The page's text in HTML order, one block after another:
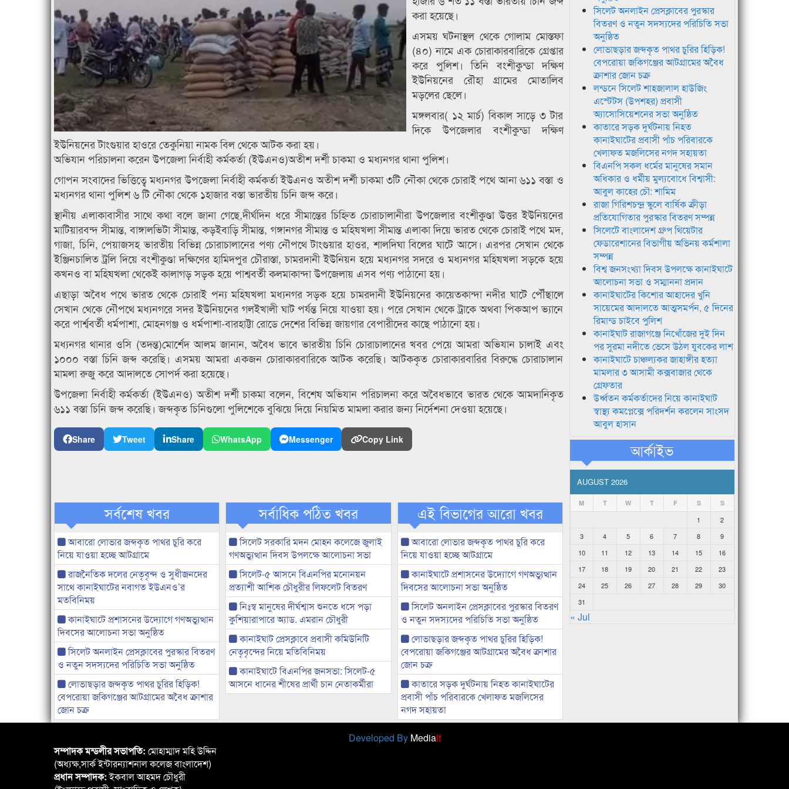
করা হয়েছে।
এসময় ঘটনাস্থল থেকে গোলাম মোস্তফা
(৪০) নামে এক চোরাকারবারিকে গ্রেপ্তার
করে পুলিশ। তিনি বংশীকুন্ডা দক্ষিণ
ইউনিয়নের রৌহা গ্রামের মোতালিব
মড়লের ছেলে।
মঙ্গলবার( ১২ মার্চ) বিকাল সাড়ে ৩ টার
দিকে উপজেলার বংশীকুন্ডা দক্ষিণ
ইউনিয়নের টাংগুয়ার হাওরে তেকুনিয়া নামক বিল থেকে আটক করা হয়।
অভিযান পরিচালনা করেন উপজেলা নির্বাহী কর্মকর্তা (ইউএনও)অতীশ দর্শী চাকমা ও মধ্যনগর থানা পুলিশ।
গোপন সংবাদের ভিত্তিত্বে মধ্যনগর উপজেলা নির্বাহী কর্মকর্তা ইউএনও অতীশ দর্শী চাকমা ৩টি নৌকা থেকে চোরাই পথে আনা ৬১১ বস্তা ও
মধ্যনগর থানা পুলিশ ৬ টি নৌকা থেকে ১হাজার বস্তা ভারতীয় চিনি জব্দ করে।
স্থানীয় এলাকাবাসীর সাথে কথা বলে জানা গেছে,দীর্ঘদিন ধরে সীমান্তের চিহ্নিত চোরাচালানীরা উপজেলার বংশীকুণ্ডা উত্তর ইউনিয়নের
মাটিয়ারবন্দ সীমান্ত, বাঙ্গালভিটা সীমান্ত, কড়ইবাড়ি সীমান্ত, গঙ্গানগর সীমান্ত ও মহিষখলা সীমান্ত এলাকা দিয়ে ভারত থেকে চোরাই পথে মদ,
গাজা, চিনি, পেয়াজসহ ভারতীয় বিভিন্ন চোরাচালানের পণ্য নৌপথে টাংগুয়ার হাওর, শালদিঘা বিলের ঘাটে আসে। এরপর সেখান থেকে
ইঞ্জিনচালিত ট্রলি দিয়ে বংশীকুণ্ডা দক্ষিণের হামিদপুর চৌরাস্তা, চামরদানী ইউনিয়ন হয়ে মধ্যনগর সদরে ও মধ্যনগর মহিষখলা সড়কে হয়ে
কখনও বা মহিষখলা থেকেই কালাগড় সড়ক হয়ে পাশ্ববর্তী কলমাকান্দা উপজেলায় এসব পণ্য পাঠানো হয়।
এছাড়া অবৈধ পথে ভারত থেকে চোরাই পন্য মহিষখলা মধ্যনগর সড়ক হয়ে চামরদানী ইউনিয়নের কায়েতকান্দা নদীর ঘাটে পৌঁছালে
সেখান থেকে নৌপথে মধ্যনগরে সদর ইউনিয়নের গলইখালী ঘাট পর্যন্ত নিয়ে যাওয়া হয়। পরে সেখান থেকে ট্রাকে অথবা পিকআপ ভ্যানে
করে পার্শ্ববর্তী ধর্মপাশা, মোহনগঞ্জ ও ধর্মপাশা-বারহাট্টা রোডে দেশের বিভিন্ন জায়গার বেপারীদের কাছে পাঠানো হয়।
মধ্যনগর থানার ওসি (তদন্ত)মোর্শেদ আলম জানান, অবৈধ ভাবে ভারতীয় চিনি চোরাচালানের খবর পেয়ে আমরা অভিযান চালাই এবং
১০০০ বস্তা চিনি জব্দ করেছি। এসময় আমরা একজন চোরাকারবারিকে আটক করেছি। আটককৃত চোরাকারবারির বিরুদ্ধে চোরাচালান
মামলা রুজু করে আদালতে সোপর্দ করা হয়েছে।
উপজেলা নির্বাহী কর্মকর্তা (ইউএনও) অতীশ দর্শী চাকমা বলেন, বিশেষ অভিযান পরিচালনা করে অবৈধভাবে ভারত থেকে আমদানিকৃত
৬১১ বস্তা চিনি জব্দ করেছি। জব্দকৃত চিনিগুলো পুলিশেকে বুঝিয়ে দিয়ে নিয়মিত মামলা করার জন্য নির্দেশনা দেওয়া হয়েছে।
Share Tweet Share WhatsApp Messenger Copy Link
সর্বশেষ খবর
আবারো লোভার জব্দকৃত পাথর চুরি করে
নিয়ে যাওয়া হচ্ছে আটগ্রামে
রাজনৈতিক দলের নেতৃবৃন্দ ও সুধীজনদের
সাথে কানাইঘাটের নবাগত ইউএনও’র
মতবিনিময়
কানাইঘাটে প্রশাসনের উদ্যোগে গণঅভ্যুত্থান
দিবসের আলোচনা সভা অনুষ্ঠিত
সিলেট অনলাইন প্রেসক্লাবের পুরস্কার বিতরণ
ও নতুন সদস্যদের পরিচিতি সভা অনুষ্ঠিত
লোভাছড়ার জব্দকৃত পাথর চুরির হিড়িক!
বেপরোয়া জকিগঞ্জের আটগ্রামের অবৈধ ক্রাশার
জোন চক্র
সর্বাধিক পঠিত খবর
সিলেট সরকারি মদন মোহন কলেজে জুলাই
গণঅভ্যুত্থান দিবস উপলক্ষে আলোচনা সভা
সিলেট-৫ আসনে বিএনপির মনোনয়ন
প্রত্যাশী আশিক চৌধুরীর লিফলেট বিতরণ
নিঃস্ব মানুষের দীর্ঘশ্বাস শুনতে ধসে পড়া
কুশিয়ারাপারে অ্যাড. এমরান চৌধুরী
কানাইঘাট প্রেসক্লাবে প্রবাসী কমিউনিটি
নেতৃবৃন্দের নিয়ে মতিবিনিময়
কানাইঘাটে বিএনপির জনসভা: সিলেট-৫
আসনে ধানের শীষের প্রার্থী চান নেতাকর্মীরা
এই বিভাগের আরো খবর
আবারো লোভার জব্দকৃত পাথর চুরি করে
নিয়ে যাওয়া হচ্ছে আটগ্রামে
কানাইঘাটে প্রশাসনের উদ্যোগে গণঅভ্যুত্থান
দিবসের আলোচনা সভা অনুষ্ঠিত
সিলেট অনলাইন প্রেসক্লাবের পুরস্কার বিতরণ
ও নতুন সদস্যদের পরিচিতি সভা অনুষ্ঠিত
লোভাছড়ার জব্দকৃত পাথর চুরির হিড়িক!
বেপরোয়া জকিগঞ্জের আটগ্রামের অবৈধ ক্রাশার
জোন চক্র
কাতারে সড়ক দুর্ঘটনায় নিহত কানাইঘাটের
প্রবাসী পাঁচ পরিবারকে খেলাফত মজলিসের
নগদ সহায়তা
সিলেট অনলাইন প্রেসক্লাবের পুরস্কার
বিতরণ ও নতুন সদস্যদের পরিচিতি সভা
অনুষ্ঠিত
লোভাছড়ার জব্দকৃত পাথর চুরির হিড়িক!
বেপরোয়া জকিগঞ্জের আটগ্রামের অবৈধ
ক্রাশার জোন চক্র
লন্ডনে সিলেট শাহজালাল হাউজিং
এস্টেটস (উপশহর) প্রবাসী
অ্যাসোসিয়েশনের সভা অনুষ্ঠিত
কাতারে সড়ক দুর্ঘটনায় নিহত
কানাইঘাটের প্রবাসী পাঁচ পরিবারকে
খেলাফত মজলিসের নগদ সহায়তা
বিএনপি সকল ধর্মের মানুষের সমান
অধিকার ও ধর্মীয় মুল্যবোধে বিশ্বাসী:
আবুল কাহের চৌ: শামিম
রাজা গিরিশচন্দ্র স্কুলে বার্ষিক ক্রীড়া
প্রতিযোগিতার পুরস্কার বিতরণ সম্পন্ন
সিলেটে বাংলাদেশ গ্রুপ থিয়েটার
ফেডারেশানের বিভাগীয় অভিনয় কর্মশালা
সম্পন্ন
বিশ্ব জনসংখ্যা দিবস উপলক্ষে কানাইঘাটে
আলোচনা সভা ও সম্মাননা প্রদান
কানাইঘাটের কিশোর আহাদের খুনি
সায়েমের আদালতে আত্মসমর্পন, ৫ দিনের
রিমান্ড চাইবে পুলিশ
কানাইঘাট রাজাগঞ্জে নিখোঁজের দুই দিন
পর সুরমা নদীতে ভেসে উঠল যুবকের লাশ
কানাইঘাটে চাঞ্চল্যকর জাহাঙ্গীর হত্যা
মামলার ৩ আসামী কক্সবাজার থেকে
গ্রেফতার
উর্ধ্বতন কর্মকর্তাদের নিয়ে কানাইঘাট
স্বাস্থ্য কমপ্লেক্সে পরিদর্শন করলেন সাংসদ
আবুল হাসান
আর্কাইভ
AUGUST 2026
M T W T F S S
1
2
3
4 5 6 7 8
9
10
11 12 13 14 15
16
17
18 19 20 21 22
23
24
25 26 27 28 29
30
31
« Jul
Developed By Mediait
সম্পাদক মন্ডলীর সভাপতি: মোহাম্মাদ মহি উদ্দিন
(অধ্যক্ষ,সার্ক ইন্টারন্যাশনাল কলেজ বাংলাদেশ)
প্রধান সম্পাদক:ইকবাল আহমদ চৌধুরী